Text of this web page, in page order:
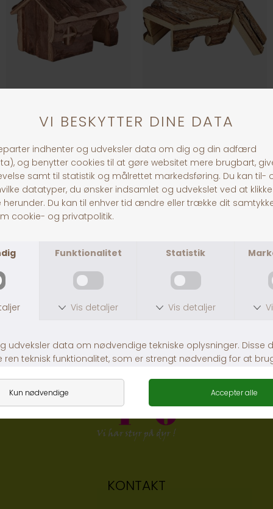
Hamsterhus Hendrik
DKK 59,00
Hule m. Rampe
DKK 49,00
Fra DKK 29,00
Fra DKK 119,00
KONTAKT